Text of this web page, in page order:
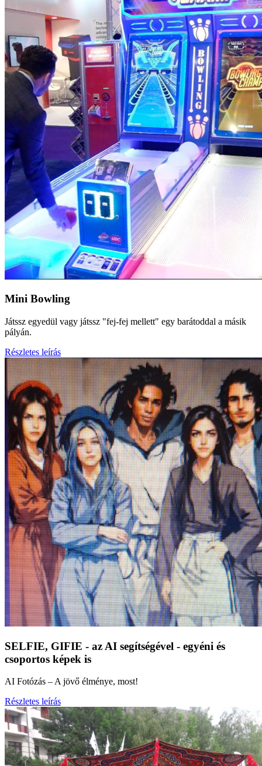
Mini Bowling
Játssz egyedül vagy játssz "fej-fej mellett" egy barátoddal a másik
pályán.
Részletes leírás
SELFIE, GIFIE - az AI segítségével - egyéni és
csoportos képek is
AI Fotózás – A jövő élménye, most!
Részletes leírás